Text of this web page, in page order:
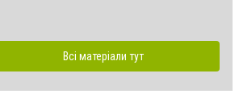
Всі матеріали тут